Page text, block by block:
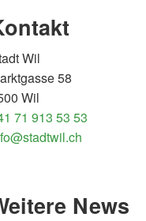
Wil
58
Wil
71 913 53 53
News